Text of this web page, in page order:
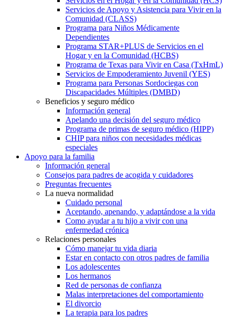
Servicios de Apoyo y Asistencia para Vivir en la
Comunidad (CLASS)
Programa para Niños Médicamente
Dependientes
Programa STAR+PLUS de Servicios en el
Hogar y en la Comunidad (HCBS)
Programa de Texas para Vivir en Casa (TxHmL)
Servicios de Empoderamiento Juvenil (YES)
Programa para Personas Sordociegas con
Discapacidades Múltiples (DMBD)
Beneficios y seguro médico
Información general
Apelando una decisión del seguro médico
Programa de primas de seguro médico (HIPP)
CHIP para niños con necesidades médicas
especiales
Apoyo para la familia
Información general
Consejos para padres de acogida y cuidadores
Preguntas frecuentes
La nueva normalidad
Cuidado personal
Aceptando, apenando, y adaptándose a la vida
Como ayudar a tu hijo a vivir con una
enfermedad crónica
Relaciones personales
Cómo manejar tu vida diaria
Estar en contacto con otros padres de familia
Los adolescentes
Los hermanos
Red de personas de confianza
Malas interpretaciones del comportamiento
El divorcio
La terapia para los padres